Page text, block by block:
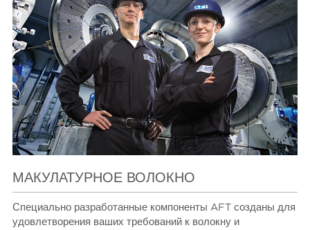
МАКУЛАТУРНОЕ ВОЛОКНО
Специально разработанные компоненты AFT созданы для
удовлетворения ваших требований к волокну и